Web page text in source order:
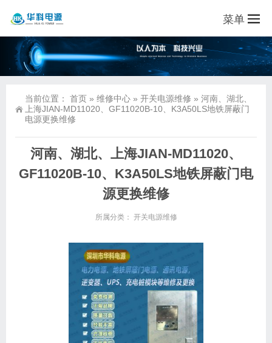
菜单
当前位置： 首页 » 维修中心 » 开关电源维修 » 河南、湖北、
上海JIAN-MD11020、GF11020B-10、K3A50LS地铁屏蔽门
电源更换维修
河南、湖北、上海JIAN-MD11020、
GF11020B-10、K3A50LS地铁屏蔽门电
源更换维修
所属分类： 开关电源维修